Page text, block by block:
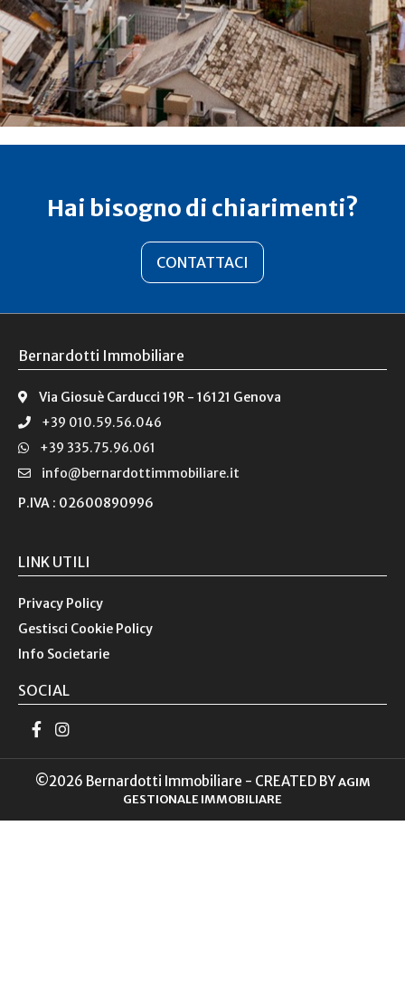
Hai bisogno di chiarimenti?
CONTATTACI
Bernardotti Immobiliare
Via Giosuè Carducci 19R - 16121 Genova
+39 010.59.56.046
+39 335.75.96.061
info@bernardottimmobiliare.it
P.IVA : 02600890996
LINK UTILI
Privacy Policy
Gestisci Cookie Policy
Info Societarie
SOCIAL
©2026 Bernardotti Immobiliare - CREATED BYAGIM
GESTIONALE IMMOBILIARE